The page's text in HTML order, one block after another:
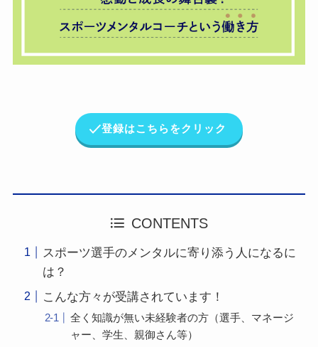
登録はこちらをクリック
CONTENTS
スポーツ選手のメンタルに寄り添う人になるに
は？
こんな方々が受講されています！
全く知識が無い未経験者の方（選手、マネージ
ャー、学生、親御さん等）